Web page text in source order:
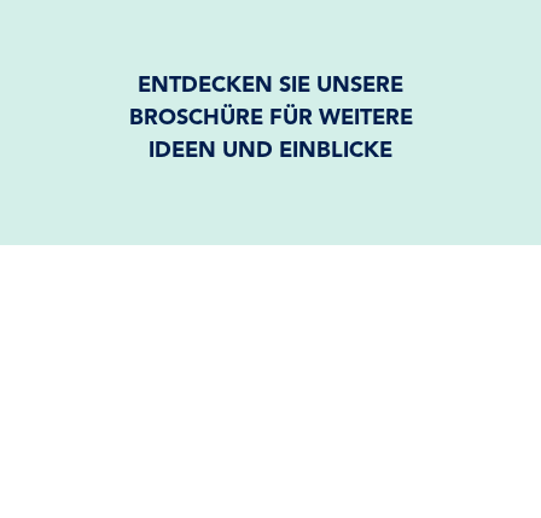
ENTDECKEN SIE UNSERE
BROSCHÜRE FÜR WEITERE
IDEEN UND EINBLICKE